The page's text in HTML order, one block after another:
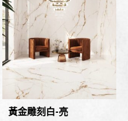
黃金雕刻白-亮